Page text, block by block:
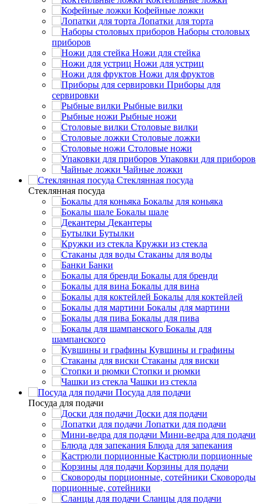
Кофейные ложки
Лопатки для торта
Наборы столовых
приборов
Ножи для стейка
Ножи для устриц
Ножи для фруктов
Приборы для
сервировки
Рыбные вилки
Рыбные ножи
Столовые вилки
Столовые ложки
Столовые ножи
Упаковки для приборов
Чайные ложки
Стеклянная посуда
Стеклянная посуда
Бокалы для коньяка
Бокалы шале
Декантеры
Бутылки
Кружки из стекла
Стаканы для воды
Банки
Бокалы для бренди
Бокалы для вина
Бокалы для коктейлей
Бокалы для мартини
Бокалы для пива
Бокалы для
шампанского
Кувшины и графины
Стаканы для виски
Стопки и рюмки
Чашки из стекла
Посуда для подачи
Посуда для подачи
Доски для подачи
Лопатки для подачи
Мини-ведра для подачи
Блюда для запекания
Кастрюли порционные
Корзины для подачи
Сковороды
порционные, сотейники
Сланцы для подачи